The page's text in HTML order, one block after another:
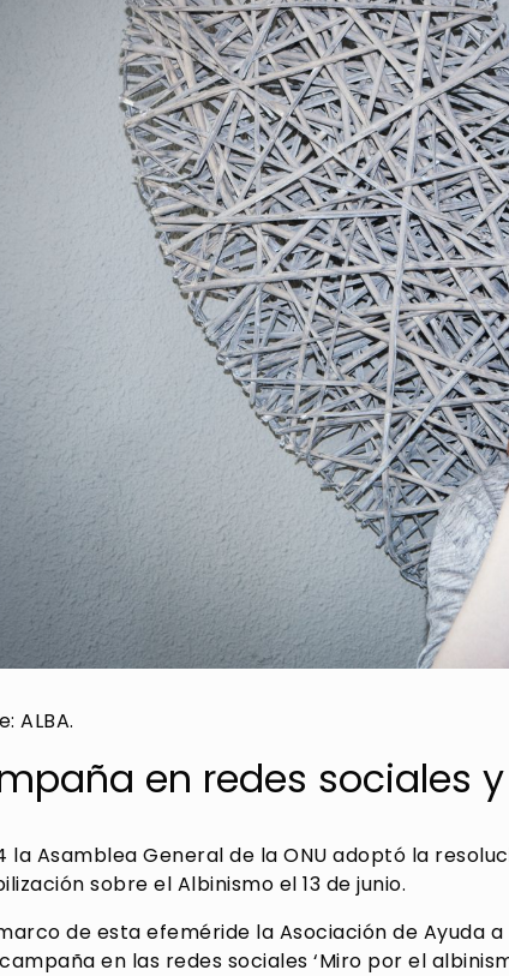
ALBA.
en redes sociales
la Asamblea General de la ONU adoptó la
sobre el Albinismo el 13 de junio.
de esta efeméride la Asociación de Ayuda
en las redes sociales ‘Miro por el